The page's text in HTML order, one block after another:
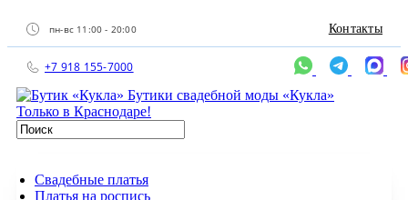
пн-вс 11:00 - 20:00 Контакты
+7 918 155-7000
Бутики свадебной моды «Кукла»
Только в Краснодаре!
Свадебные платья
Платья на роспись